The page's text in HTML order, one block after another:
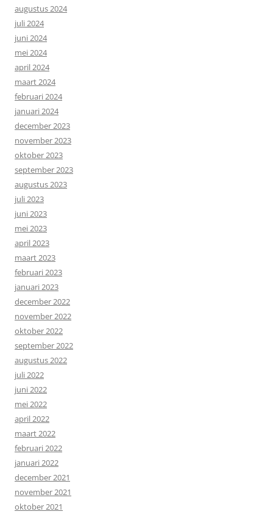
augustus 2024
juli 2024
juni 2024
mei 2024
april 2024
maart 2024
februari 2024
januari 2024
december 2023
november 2023
oktober 2023
september 2023
augustus 2023
juli 2023
juni 2023
mei 2023
april 2023
maart 2023
februari 2023
januari 2023
december 2022
november 2022
oktober 2022
september 2022
augustus 2022
juli 2022
juni 2022
mei 2022
april 2022
maart 2022
februari 2022
januari 2022
december 2021
november 2021
oktober 2021